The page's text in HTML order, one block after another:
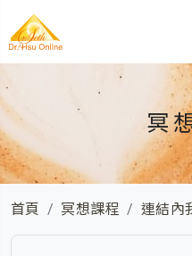
冥
首頁 冥想課程 連結內